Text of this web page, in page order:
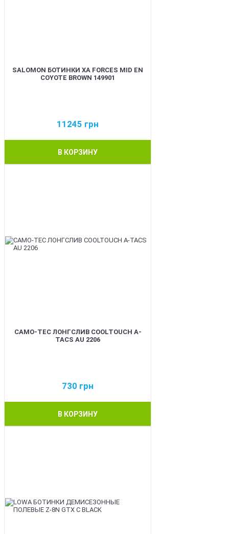
SALOMON БОТИНКИ XA FORCES MID EN
COYOTE BROWN 149901
11245 грн
В КОРЗИНУ
CAMO-TEC ЛОНГСЛИВ COOLTOUCH A-
TACS AU 2206
730 грн
В КОРЗИНУ